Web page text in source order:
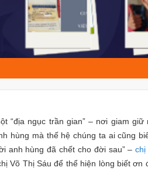
“địa ngục trần gian” – nơi giam
hùng mà thế hệ chúng ta ai cũng
anh hùng đã chết cho đời sau” –chị
Võ Thị Sáu để thể hiện lòng biết